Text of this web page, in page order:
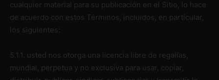
cualquier material para su publicación en el Sitio, lo hace
de acuerdo con estos Términos, incluidos, en particular,
los siguientes:
5.1.1. usted nos otorga una licencia libre de regalías,
mundial, perpetua y no exclusiva para usar, copiar,